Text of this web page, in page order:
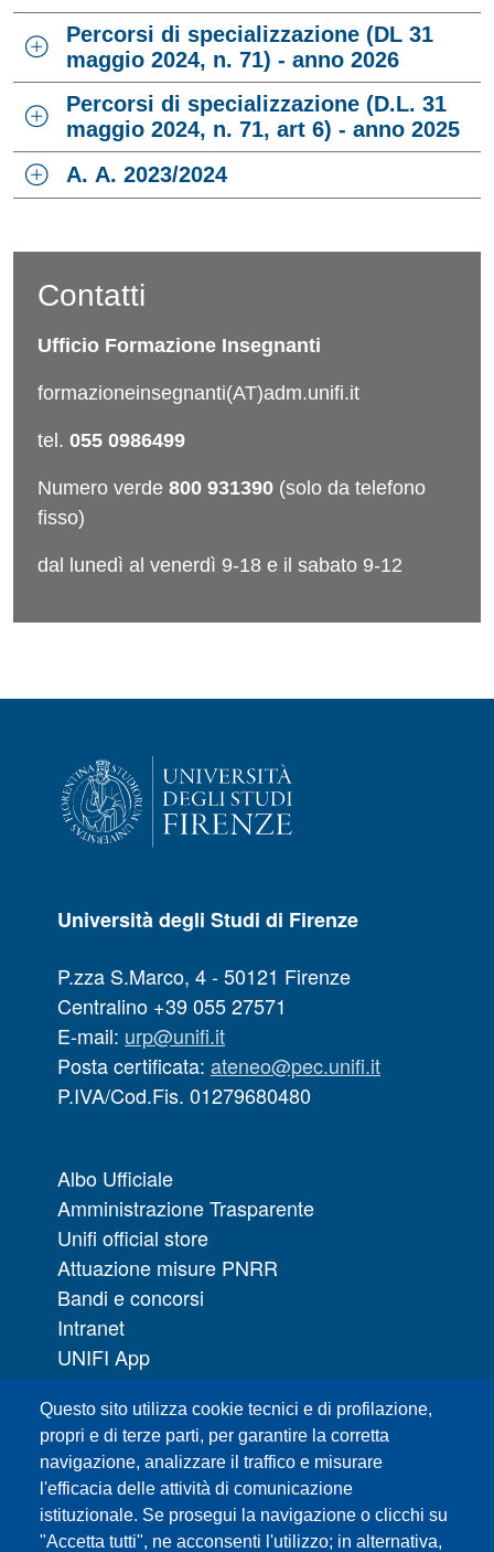
Percorsi di specializzazione (DL 31
maggio 2024, n. 71) - anno 2026
Percorsi di specializzazione (D.L. 31
maggio 2024, n. 71, art 6) - anno 2025
A. A. 2023/2024
Contatti
Ufficio Formazione Insegnanti
formazioneinsegnanti(AT)adm.unifi.it
tel.055 0986499
Numero verde 800 931390 (solo da telefono
fisso)
dal lunedì al venerdì 9-18 e il sabato 9-12
Questo sito utilizza cookie tecnici e di profilazione,
propri e di terze parti, per garantire la corretta
navigazione, analizzare il traffico e misurare
l'efficacia delle attività di comunicazione
istituzionale. Se prosegui la navigazione o clicchi su
"Accetta tutti", ne acconsenti l'utilizzo; in alternativa,
Università degli Studi di Firenze
P.zza S.Marco, 4 - 50121 Firenze
Centralino +39 055 27571
E-mail: urp@unifi.it
Posta certificata: ateneo@pec.unifi.it
P.IVA/Cod.Fis. 01279680480
Albo Ufficiale
Amministrazione Trasparente
Unifi official store
Attuazione misure PNRR
Bandi e concorsi
Intranet
UNIFI App
URP | Ufficio Relazioni con il Pubblico
Sedi
Mappa del sito
Webmaster e redazione web